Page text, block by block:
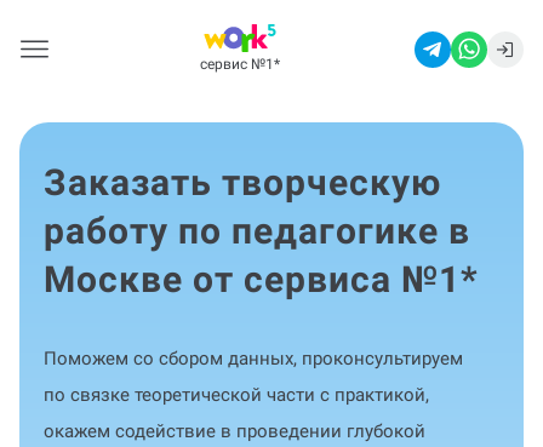
сервис №1 *
Заказать творческую
работу по педагогике в
Москве от сервиса №1*
Поможем со сбором данных, проконсультируем
по связке теоретической части с практикой,
окажем содействие в проведении глубокой